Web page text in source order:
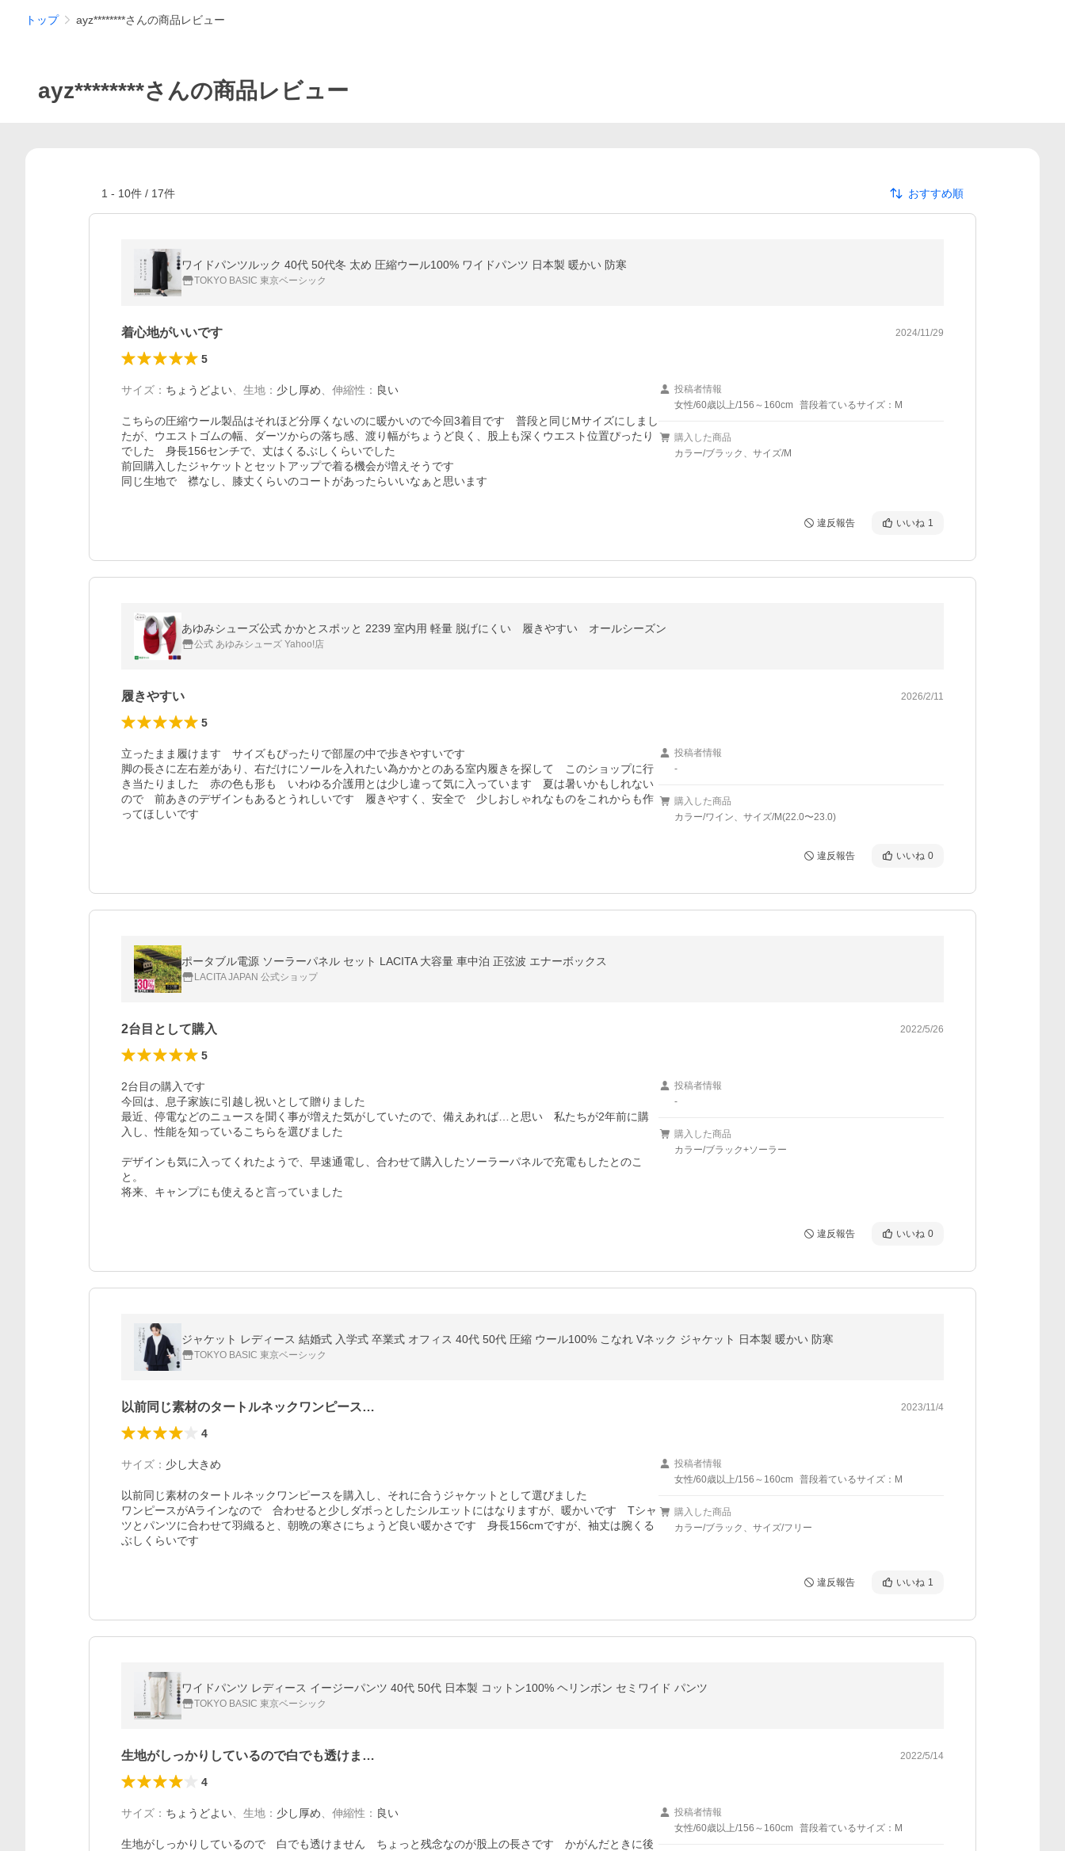
トップ ayz********さんの商品レビュー
ayz********さんの商品レビュー
1 - 10件 / 17件 おすすめ順
ワイドパンツルック 40代 50代冬 太め 圧縮ウール100% ワイドパンツ 日本製 暖かい 防寒
TOKYO BASIC 東京ベーシック
着心地がいいです 2024/11/29
5
サイズ ： ちょうどよい 生地 ： 少し厚め 伸縮性 ： 良い
こちらの圧縮ウール製品はそれほど分厚くないのに暖かいので今回3着目です　普段と同じMサイズにしまし
たが、ウエストゴムの幅、ダーツからの落ち感、渡り幅がちょうど良く、股上も深くウエスト位置ぴったり
でした　身長156センチで、丈はくるぶしくらいでした
前回購入したジャケットとセットアップで着る機会が増えそうです
同じ生地で　襟なし、膝丈くらいのコートがあったらいいなぁと思います
投稿者情報
女性/60歳以上/156～160cm 普段着ているサイズ：M
購入した商品
カラー/ブラック、サイズ/M
違反報告 いいね 1
あゆみシューズ公式 かかとスポッと 2239 室内用 軽量 脱げにくい 履きやすい オールシーズン
公式 あゆみシューズ Yahoo!店
履きやすい 2026/2/11
5
立ったまま履けます　サイズもぴったりで部屋の中で歩きやすいです
脚の長さに左右差があり、右だけにソールを入れたい為かかとのある室内履きを探して　このショップに行
き当たりました　赤の色も形も　いわゆる介護用とは少し違って気に入っています　夏は暑いかもしれない
ので　前あきのデザインもあるとうれしいです　履きやすく、安全で　少しおしゃれなものをこれからも作
投稿者情報
-
購入した商品
カラー/ワイン、サイズ/M(22.0〜23.0)
違反報告 いいね 0
ポータブル電源 ソーラーパネル セット LACITA 大容量 車中泊 正弦波 エナーボックス
LACITA JAPAN 公式ショップ
2台目として購入 2022/5/26
5
2台目の購入です
今回は、息子家族に引越し祝いとして贈りました
最近、停電などのニュースを聞く事が増えた気がしていたので、備えあれば…と思い　私たちが2年前に購
入し、性能を知っているこちらを選びました
デザインも気に入ってくれたようで、早速通電し、合わせて購入したソーラーパネルで充電もしたとのこ
と。
将来、キャンプにも使えると言っていました
投稿者情報
-
購入した商品
カラー/ブラック+ソーラー
違反報告 いいね 0
ジャケット レディース 結婚式 入学式 卒業式 オフィス 40代 50代 圧縮 ウール100% こなれ Vネック ジャケット 日本製 暖かい 防寒
TOKYO BASIC 東京ベーシック
以前同じ素材のタートルネックワンピース… 2023/11/4
4
サイズ ： 少し大きめ
以前同じ素材のタートルネックワンピースを購入し、それに合うジャケットとして選びました
ワンピースがAラインなので　合わせると少しダボっとしたシルエットにはなりますが、暖かいです　Tシャ
ツとパンツに合わせて羽織ると、朝晩の寒さにちょうど良い暖かさです　身長156cmですが、袖丈は腕くる
ぶしくらいです
投稿者情報
女性/60歳以上/156～160cm 普段着ているサイズ：M
購入した商品
カラー/ブラック、サイズ/フリー
違反報告 いいね 1
ワイドパンツ レディース イージーパンツ 40代 50代 日本製 コットン100% ヘリンボン セミワイド パンツ
TOKYO BASIC 東京ベーシック
生地がしっかりしているので白でも透けま… 2022/5/14
4
サイズ ： ちょうどよい 生地 ： 少し厚め 伸縮性 ： 良い
生地がしっかりしているので　白でも透けません　ちょっと残念なのが股上の長さです　かがんだときに後
投稿者情報
女性/60歳以上/156～160cm 普段着ているサイズ：M